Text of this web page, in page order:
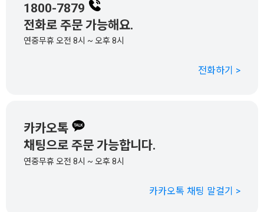
1800-7879
전화로 주문 가능해요.
연중무휴 오전 8시 ~ 오후 8시
전화하기 >
카카오톡
채팅으로 주문 가능합니다.
연중무휴 오전 8시 ~ 오후 8시
카카오톡 채팅 말걸기 >